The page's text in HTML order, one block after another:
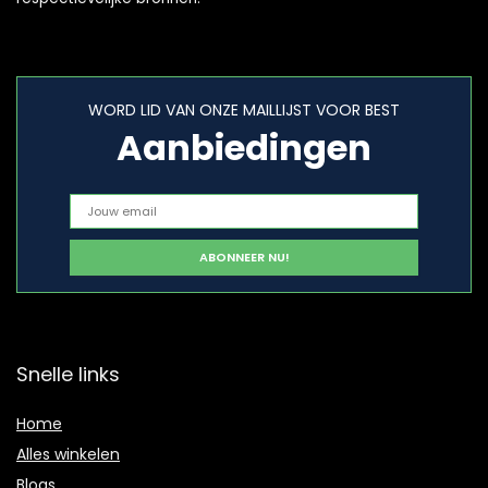
WORD LID VAN ONZE MAILLIJST VOOR BEST
Aanbiedingen
Snelle links
Home
Alles winkelen